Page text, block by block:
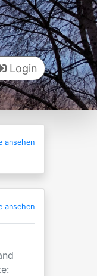
Login
ansehen
ansehen